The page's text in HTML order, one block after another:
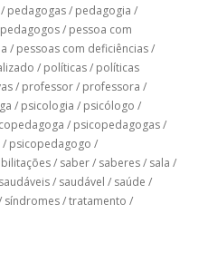
/ pedagogas/ pedagogia /
pedagogos/ pessoa com
/ pessoas com deficiências/
/ políticas/ políticas
/ professor/ professora /
/ psicologia / psicólogo /
/ psicopedagogas/
/ psicopedagogo /
/ saber/ saberes/ sala /
saudáveis/ saudável / saúde /
síndromes/tratamento /